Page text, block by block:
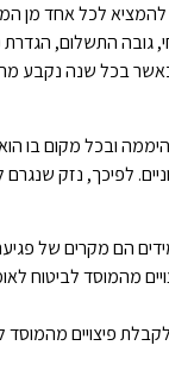
להמציא לכל אחד מן
גובה התשלום,
כאשר בכל שנה נקבע
ובכל מקום בו
לפיכך, נזק
הם מקרים של
מהמוסד לביטוח
פיצויים מהמוסד